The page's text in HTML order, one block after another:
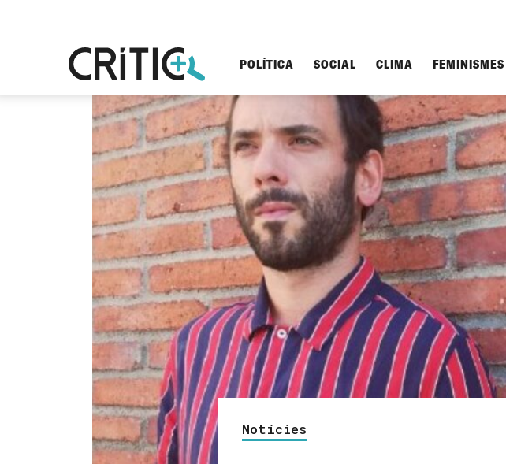
Cerca
per...
POLÍTICA SOCIAL CLIMA FEMINISMES
Notícies